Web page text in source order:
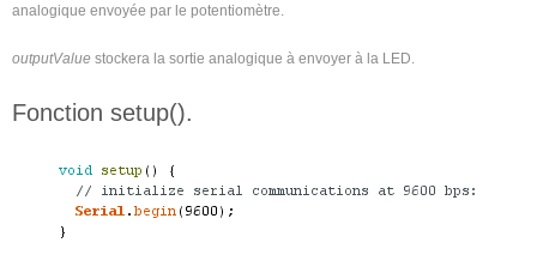
analogique envoyée par le potentiomètre.
outputValue stockera la sortie analogique à envoyer à la LED.
Fonction setup().